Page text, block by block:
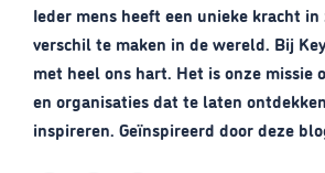
Ieder mens heeft een unieke kracht in
verschil te maken in de wereld. Bij
met heel ons hart. Het is onze missie
en organisaties dat te laten
inspireren. Geïnspireerd door deze